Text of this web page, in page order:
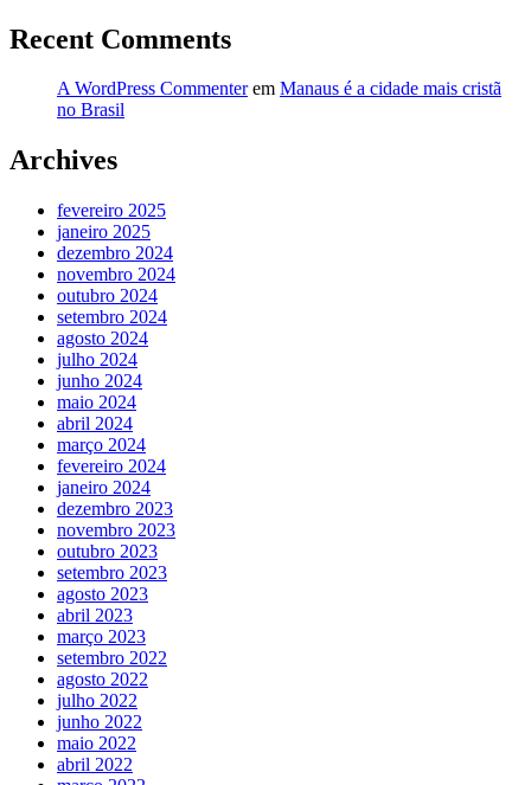
Recent Comments
A WordPress Commenterem Manaus é a cidade mais cristã
no Brasil
Archives
fevereiro 2025
janeiro 2025
dezembro 2024
novembro 2024
outubro 2024
setembro 2024
agosto 2024
julho 2024
junho 2024
maio 2024
abril 2024
março 2024
fevereiro 2024
janeiro 2024
dezembro 2023
novembro 2023
outubro 2023
setembro 2023
agosto 2023
abril 2023
março 2023
setembro 2022
agosto 2022
julho 2022
junho 2022
maio 2022
abril 2022